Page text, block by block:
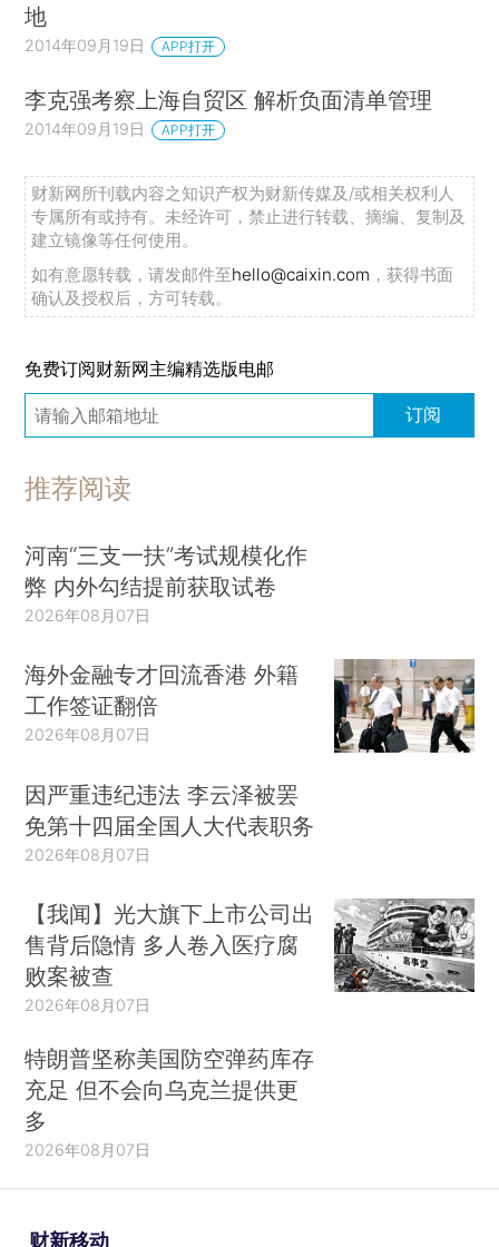
地
2014年09月19日 APP打开
李克强考察上海自贸区 解析负面清单管理
2014年09月19日 APP打开
财新网所刊载内容之知识产权为财新传媒及/或相关权利人
专属所有或持有。未经许可，禁止进行转载、摘编、复制及
建立镜像等任何使用。
如有意愿转载，请发邮件至hello@caixin.com ，获得书面
确认及授权后，方可转载。
免费订阅财新网主编精选版电邮
订阅
推荐阅读
河南“三支一扶”考试规模化作
弊 内外勾结提前获取试卷
2026年08月07日
海外金融专才回流香港 外籍
工作签证翻倍
2026年08月07日
因严重违纪违法 李云泽被罢
免第十四届全国人大代表职务
2026年08月07日
【我闻】光大旗下上市公司出
售背后隐情 多人卷入医疗腐
败案被查
2026年08月07日
特朗普坚称美国防空弹药库存
充足 但不会向乌克兰提供更
多
2026年08月07日
财新移动